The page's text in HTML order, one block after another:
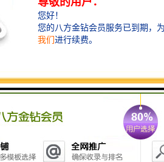
使用时应放置于平整的且不可置
强烈震动环境内
置于非平面会使水样在进入样品瓶
流入其他未样品瓶或者直接流入壳
样品瓶采样量不准确的现象发生，
必须将其置于水平面。长时间震动
件松脱，震动也可能会引起采样